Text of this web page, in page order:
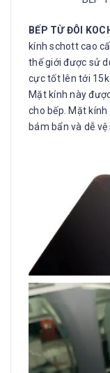
BẾP TỪ ĐÔI
kính schott cao
thế giới được sử
cực tốt lên tới
Mặt kính này
cho bếp. Mặt
bám bẩn và dễ vệ